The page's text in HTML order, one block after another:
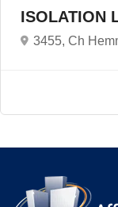
ISOLATION
3455, Ch